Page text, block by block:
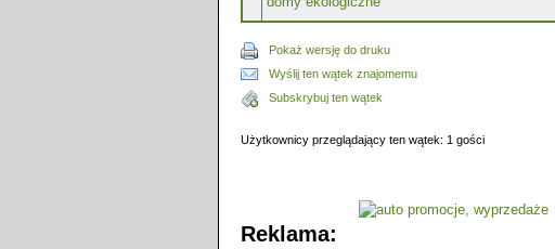
Pokaż wersję do druku
Wyślij ten wątek znajomemu
Subskrybuj ten wątek
Użytkownicy przeglądający ten wątek: 1 gości
Reklama: